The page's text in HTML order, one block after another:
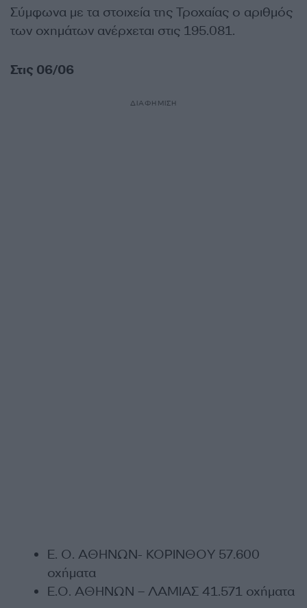
Σύμφωνα με τα στοιχεία της Τροχαίας ο αριθμός
των οχημάτων ανέρχεται στις 195.081.
Στις 06/06
ΔΙΑΦΗΜΙΣΗ
Ε. Ο. ΑΘΗΝΩΝ- ΚΟΡΙΝΘΟΥ 57.600
οχήματα
Ε.Ο. ΑΘΗΝΩΝ – ΛΑΜΙΑΣ 41.571 οχήματα